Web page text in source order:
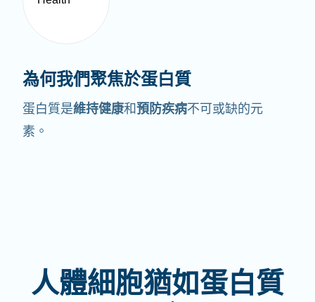
為何我們聚焦於蛋白質
蛋白質是維持健康和預防疾病不可或缺的元
素。
人體細胞猶如蛋白質